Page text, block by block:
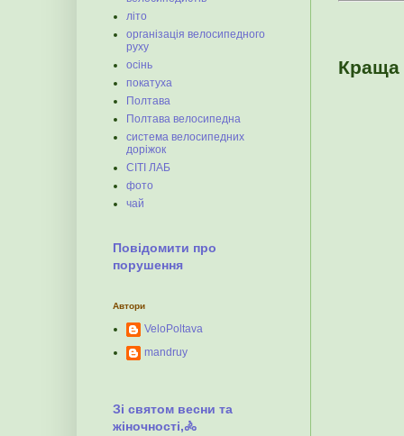
Краща
літо
організація велосипедного
руху
осінь
покатуха
Полтава
Полтава велосипедна
система велосипедних
доріжок
СІТІ ЛАБ
фото
чай
Повідомити про
порушення
Автори
VeloPoltava
mandruy
Зі святом весни та
жіночності,🚴